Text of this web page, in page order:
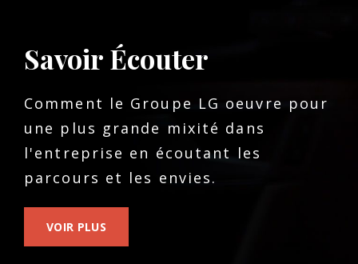
Savoir Écouter
Comment le Groupe LG oeuvre pour
une plus grande mixité dans
l'entreprise en écoutant les
parcours et les envies.
VOIR PLUS